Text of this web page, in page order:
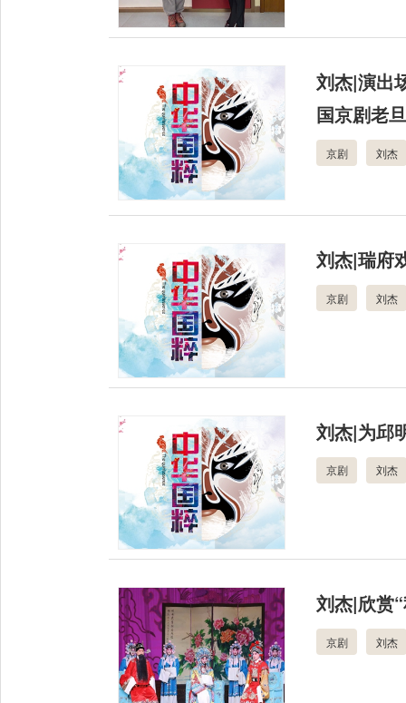
刘杰|演出
国京剧老
京剧 刘杰
刘杰|瑞府
京剧 刘杰
刘杰|为邱
京剧 刘杰
刘杰|欣赏
京剧 刘杰